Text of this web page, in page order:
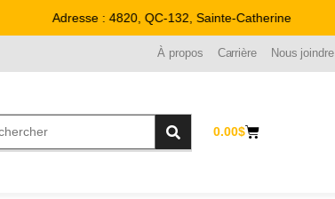
Adresse : 4820, QC-132, Sainte-Catherine
À propos Carrière Nous joindre
0.00$